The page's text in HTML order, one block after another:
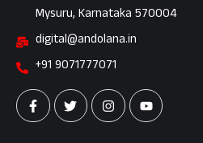
Mysuru, Karnataka 570004
digital@andolana.in
+91 9071777071